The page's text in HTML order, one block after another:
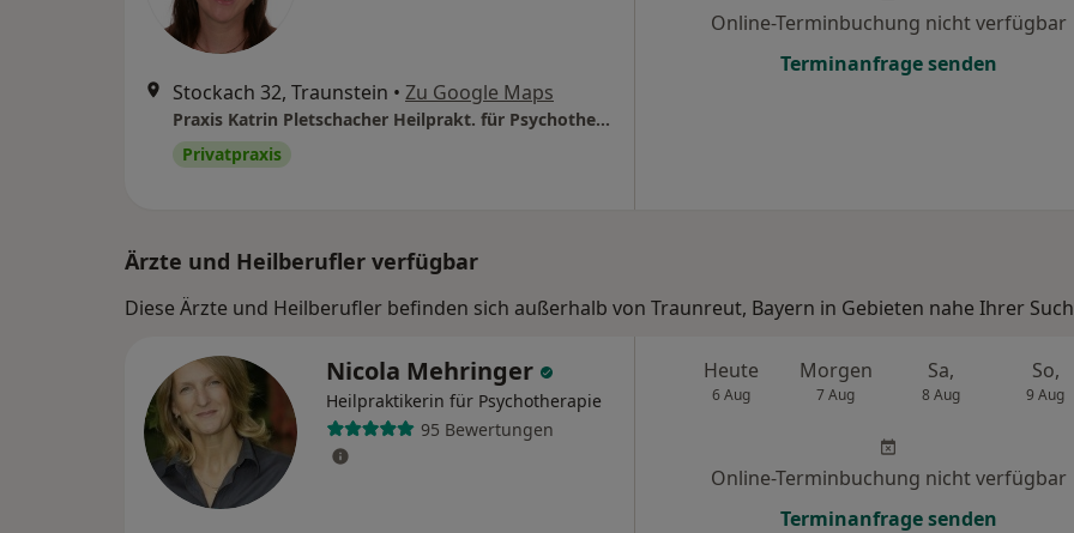
Stockach 32, Traunstein • Zu Google Maps
Praxis Katrin Pletschacher Heilprakt. für Psychotherapie
Privatpraxis
Online-Terminbuchung nicht verfügbar
Terminanfrage senden
Ärzte und Heilberufler verfügbar
Diese Ärzte und Heilberufler befinden sich außerhalb von Traunreut, Bayern in Gebieten nahe Ihrer
Nicola Mehringer
Heilpraktikerin für Psychotherapie
95 Bewertungen
Heute
6 Aug
Morgen
7 Aug
Sa,
8 Aug
So,
9 Aug
Online-Terminbuchung nicht verfügbar
Terminanfrage senden